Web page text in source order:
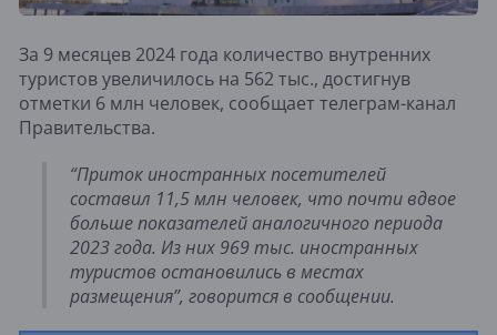
За 9 месяцев 2024 года количество внутренних
туристов увеличилось на 562 тыс., достигнув
отметки 6 млн человек, сообщает телеграм-канал
Правительства.
“Приток иностранных посетителей
составил 11,5 млн человек, что почти вдвое
больше показателей аналогичного периода
2023 года. Из них 969 тыс. иностранных
туристов остановились в местах
размещения”, говорится в сообщении.